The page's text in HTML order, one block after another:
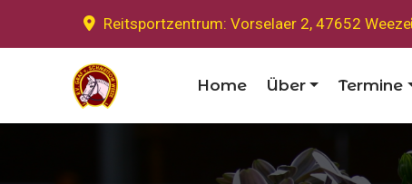
Reitsportzentrum: Vorselaer 2, 47652 Weeze
Home Über Termine